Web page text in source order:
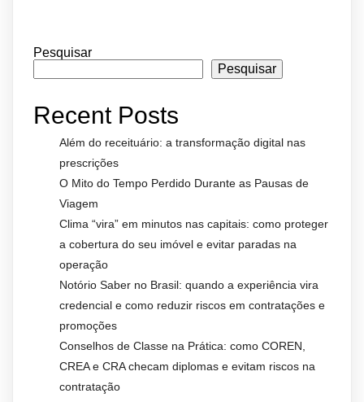
Pesquisar
Pesquisar
Recent Posts
Além do receituário: a transformação digital nas
prescrições
O Mito do Tempo Perdido Durante as Pausas de
Viagem
Clima “vira” em minutos nas capitais: como proteger
a cobertura do seu imóvel e evitar paradas na
operação
Notório Saber no Brasil: quando a experiência vira
credencial e como reduzir riscos em contratações e
promoções
Conselhos de Classe na Prática: como COREN,
CREA e CRA checam diplomas e evitam riscos na
contratação